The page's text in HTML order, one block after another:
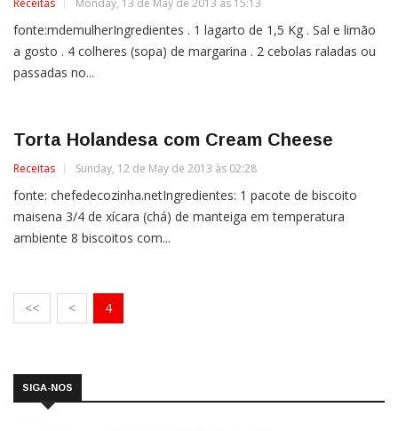
Receitas Monday, 13 de May de 2013 às 15:13
fonte:mdemulherIngredientes . 1 lagarto de 1,5 Kg . Sal e limão
a gosto . 4 colheres (sopa) de margarina . 2 cebolas raladas ou
passadas no...
Torta Holandesa com Cream Cheese
Receitas Sunday, 12 de May de 2013 às 02:28
fonte: chefedecozinha.netIngredientes: 1 pacote de biscoito
maisena 3/4 de xícara (chá) de manteiga em temperatura
ambiente 8 biscoitos com...
<< < 4
SIGA-NOS